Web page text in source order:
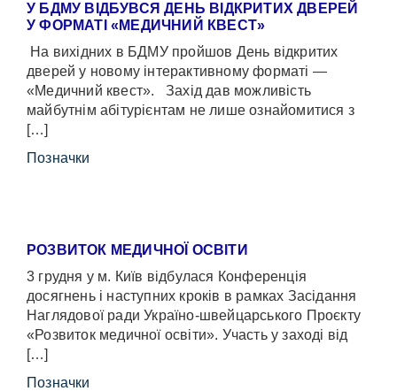
У БДМУ ВІДБУВСЯ ДЕНЬ ВІДКРИТИХ ДВЕРЕЙ
У ФОРМАТІ «МЕДИЧНИЙ КВЕСТ»
На вихідних в БДМУ пройшов День відкритих
дверей у новому інтерактивному форматі —
«Медичний квест». Захід дав можливість
майбутнім абітурієнтам не лише ознайомитися з
[…]
Позначки
РОЗВИТОК МЕДИЧНОЇ ОСВІТИ
3 грудня у м. Київ відбулася Конференція
досягнень і наступних кроків в рамках Засідання
Наглядової ради Україно-швейцарського Проєкту
«Розвиток медичної освіти». Участь у заході від
[…]
Позначки